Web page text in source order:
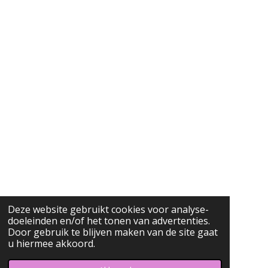
Deze website gebruikt cookies voor analyse-
doeleinden en/of het tonen van advertenties.
Door gebruik te blijven maken van de site gaat
u hiermee akkoord.